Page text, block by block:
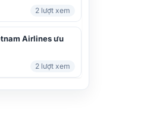
2 lượt xem
Airlines ưu
2 lượt xem